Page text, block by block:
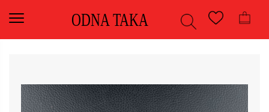
ODNA TAKA